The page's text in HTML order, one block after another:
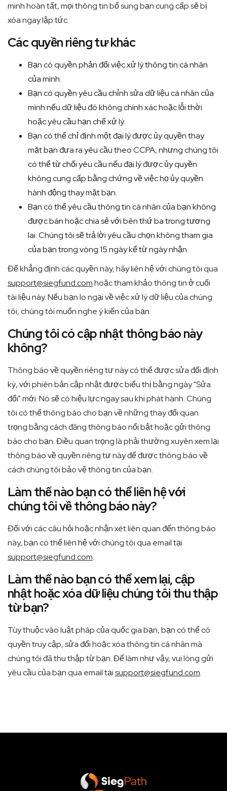
minh hoàn tất, mọi thông tin bổ sung bạn cung cấp sẽ bị
xóa ngay lập tức.
Các quyền riêng tư khác
Bạn có quyền phản đối việc xử lý thông tin cá nhân
của mình.
Bạn có quyền yêu cầu chỉnh sửa dữ liệu cá nhân của
mình nếu dữ liệu đó không chính xác hoặc lỗi thời
hoặc yêu cầu hạn chế xử lý.
Bạn có thể chỉ định một đại lý được ủy quyền thay
mặt bạn đưa ra yêu cầu theo CCPA, nhưng chúng tôi
có thể từ chối yêu cầu nếu đại lý được ủy quyền
không cung cấp bằng chứng về việc họ ủy quyền
hành động thay mặt bạn.
Bạn có thể yêu cầu thông tin cá nhân của bạn không
được bán hoặc chia sẻ với bên thứ ba trong tương
lai. Chúng tôi sẽ trả lời yêu cầu chọn không tham gia
của bạn trong vòng 15 ngày kể từ ngày nhận.
Để khẳng định các quyền này, hãy liên hệ với chúng tôi qua
support@siegfund.comhoặc tham khảo thông tin ở cuối
tài liệu này. Nếu bạn lo ngại về việc xử lý dữ liệu của chúng
tôi, chúng tôi muốn nghe ý kiến của bạn.
Chúng tôi có cập nhật thông báo này
không?
Thông báo về quyền riêng tư này có thể được sửa đổi định
kỳ, với phiên bản cập nhật được biểu thị bằng ngày "Sửa
đổi" mới. Nó sẽ có hiệu lực ngay sau khi phát hành. Chúng
tôi có thể thông báo cho bạn về những thay đổi quan
trọng bằng cách đăng thông báo nổi bật hoặc gửi thông
báo cho bạn. Điều quan trọng là phải thường xuyên xem lại
thông báo về quyền riêng tư này để được thông báo về
cách chúng tôi bảo vệ thông tin của bạn.
Làm thế nào bạn có thể liên hệ với
chúng tôi về thông báo này?
Đối với các câu hỏi hoặc nhận xét liên quan đến thông báo
này, bạn có thể liên hệ với chúng tôi qua email tại
support@siegfund.com.
Làm thế nào bạn có thể xem lại, cập
nhật hoặc xóa dữ liệu chúng tôi thu thập
từ bạn?
Tùy thuộc vào luật pháp của quốc gia bạn, bạn có thể có
quyền truy cập, sửa đổi hoặc xóa thông tin cá nhân mà
chúng tôi đã thu thập từ bạn. Để làm như vậy, vui lòng gửi
yêu cầu của bạn qua email tạisupport@siegfund.com.